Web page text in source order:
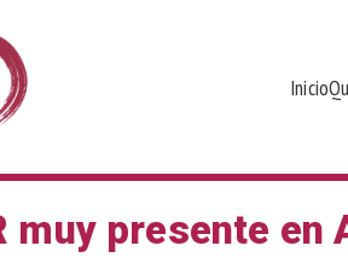
Asociación de veterinarios de
Inicio
muy presente en